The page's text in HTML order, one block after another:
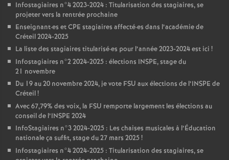
Infostagiaires n°4 2023-2024 : Titularisation des stagiaires, se
projeter vers la rentrée prochaine
Enseignant·es etCPE stagiaires affecté·es dans l’académie de
Créteil 2024-2025
La liste des stagiaires titularisé·es pour l’année 2023-2024 est ici !
Infostagiaires n°2 2024-2025 : élections INSPE, stage du
21 novembre
Du 19 au 20 novembre 2024, je vote FSU aux élections de l’INSPE de
Créteil!
Avec 67,79% des voix, la FSU remporte largement les élections au
conseil de l’INSPE 2024
InfoStagiaires n°3 2024-2025 : Les chaises musicales à l’Éducation
nationale ça suffit, stage du 27 mars 2025!
Infostagiaires n°4 2024-2025 : Titularisation des stagiaires, se